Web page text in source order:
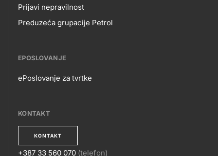
Prijavi nepravilnost
Preduzeća grupacije Petrol
EPOSLOVANJE
ePoslovanje za tvrtke
KONTAKT
KONTAKT
+387 33 560 070 (telefon)